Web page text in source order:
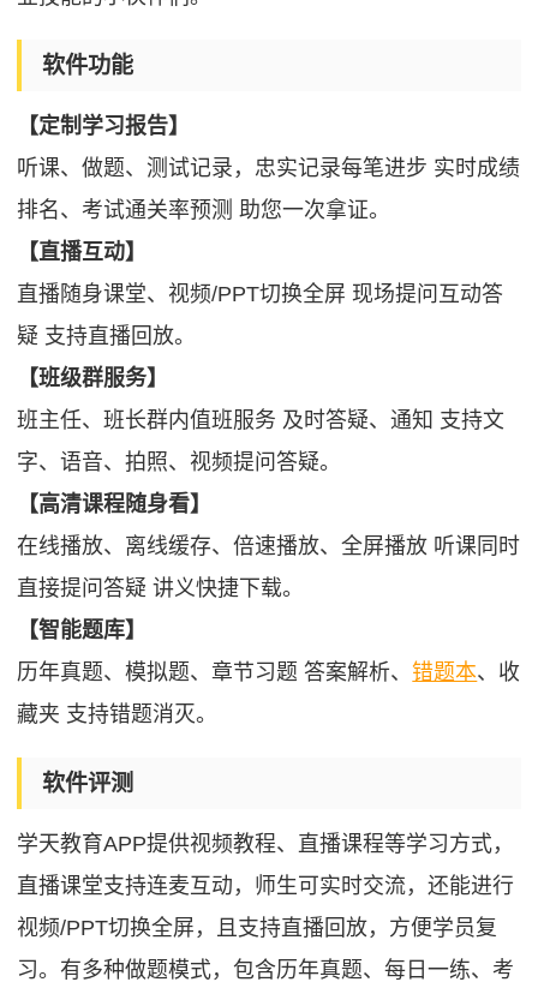
软件功能
【定制学习报告】
听课、做题、测试记录，忠实记录每笔进步 实时成绩
排名、考试通关率预测 助您一次拿证。
【直播互动】
直播随身课堂、视频/PPT切换全屏 现场提问互动答
疑 支持直播回放。
【班级群服务】
班主任、班长群内值班服务 及时答疑、通知 支持文
字、语音、拍照、视频提问答疑。
【高清课程随身看】
在线播放、离线缓存、倍速播放、全屏播放 听课同时
直接提问答疑 讲义快捷下载。
【智能题库】
历年真题、模拟题、章节习题 答案解析、错题本、收
藏夹 支持错题消灭。
软件评测
学天教育APP提供视频教程、直播课程等学习方式，
直播课堂支持连麦互动，师生可实时交流，还能进行
视频/PPT切换全屏，且支持直播回放，方便学员复
习。有多种做题模式，包含历年真题、每日一练、考